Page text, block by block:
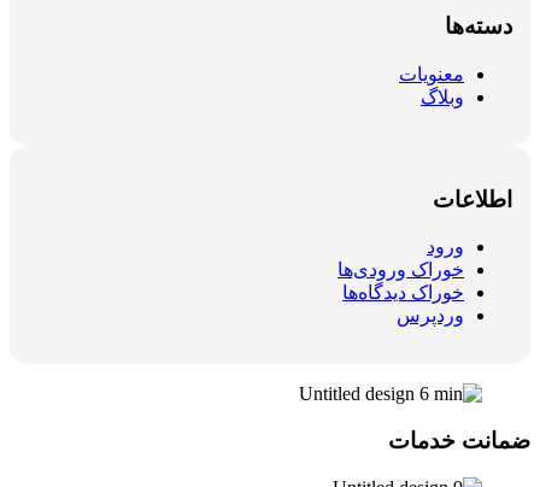
دسته‌ها
معنویات
وبلاگ
اطلاعات
ورود
خوراک ورودی‌ها
خوراک دیدگاه‌ها
وردپرس
ضمانت خدمات